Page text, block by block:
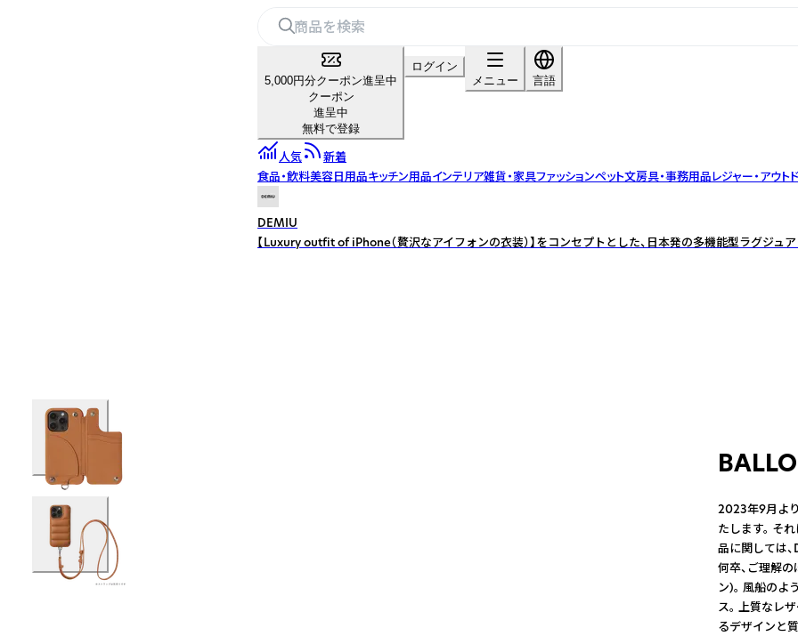
5,000円分クーポン進呈中
クーポン
進呈中
無料で登録
ログイン
メニュー
言語
人気
新着
食品・飲料美容日用品キッチン用品インテリア雑貨・家具ファッションペット文房具・事務用品レジャー・アウト
DEMIU
【Luxury outfit of iPhone（贅沢なアイフォンの衣装）】をコンセプトとした、日本発の多機能型ラグジュ
2023年9月よ
たします。 そ
品に関しては
何卒、ご理解
ン)。 風船の
ス。 上質なレ
るデザインと